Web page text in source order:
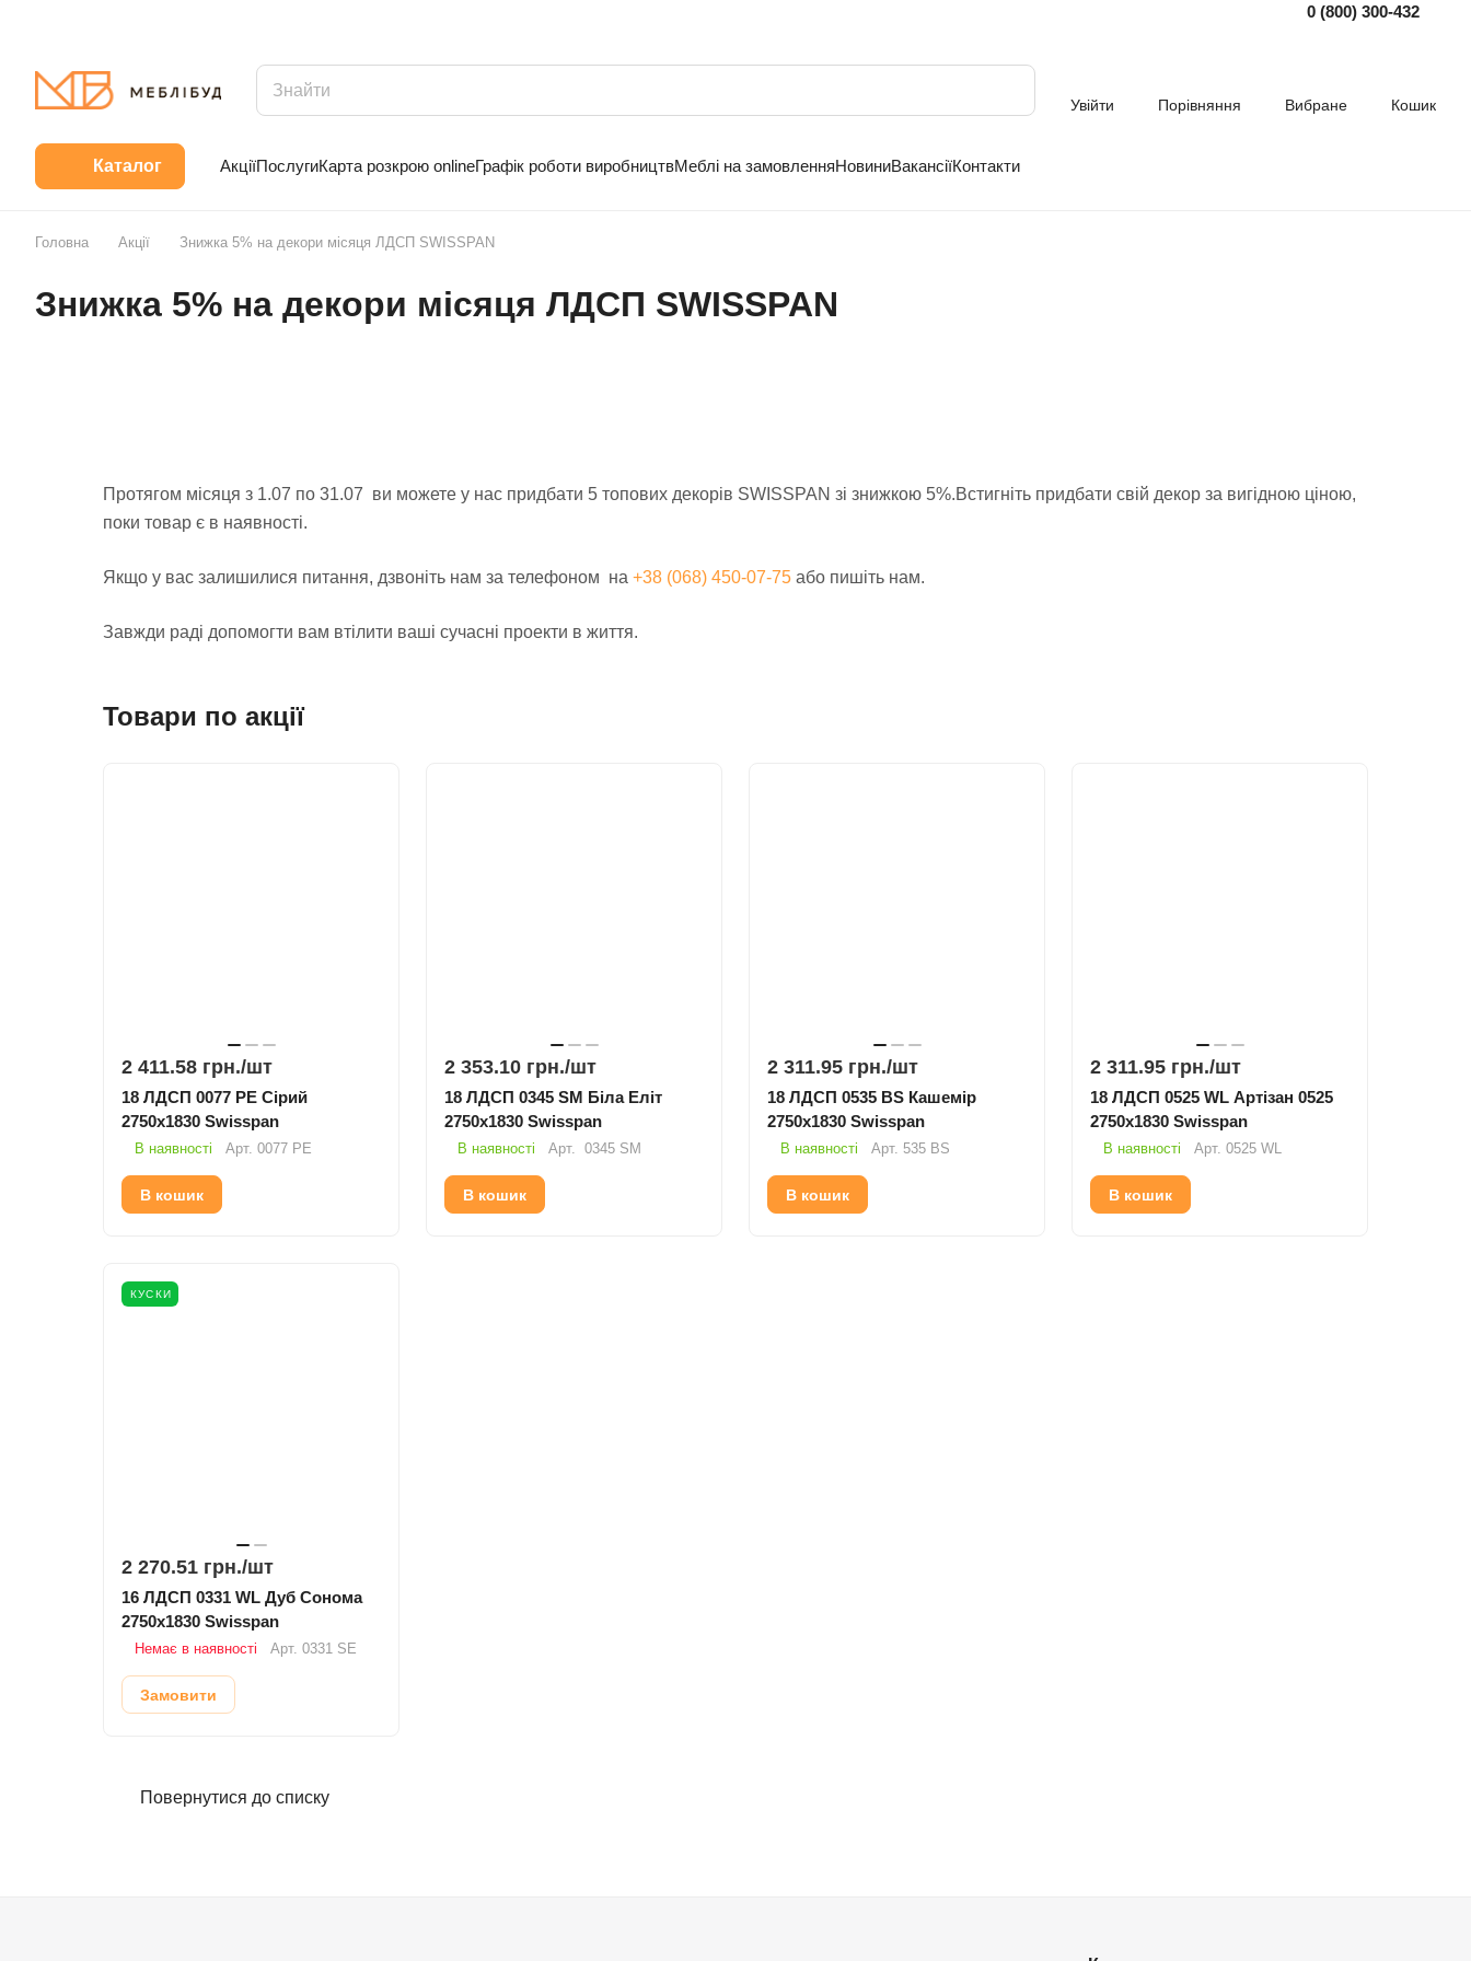
0 (800) 300-432
Увійти Порівняння Вибране Кошик
Каталог АкціїПослугиКарта розкрою onlineГрафік роботи виробництвМеблі на замовленняНовиниВакансіїКонтакти
Головна Акції Знижка 5% на декори місяця ЛДСП SWISSPAN
Знижка 5% на декори місяця ЛДСП SWISSPAN
Протягом місяця з 1.07 по 31.07 ви можете у нас придбати 5 топових декорів SWISSPAN зі знижкою 5%.Встигніть придбати свій декор за вигідною ціною,
поки товар є в наявності.
Якщо у вас залишилися питання, дзвоніть нам за телефоном на +38 (068) 450-07-75 або пишіть нам.
Завжди раді допомогти вам втілити ваші сучасні проекти в життя.
Товари по акції
2 411.58 грн./шт
18 ЛДСП 0077 PE Сірий
2750х1830 Swisspan
В наявності Арт. 0077 PE
В кошик
2 353.10 грн./шт
18 ЛДСП 0345 SM Біла Еліт
2750х1830 Swisspan
В наявності Арт. 0345 SM
В кошик
2 311.95 грн./шт
18 ЛДСП 0535 BS Кашемір
2750х1830 Swisspan
В наявності Арт. 535 BS
В кошик
2 311.95 грн./шт
18 ЛДСП 0525 WL Артізан 0525
2750х1830 Swisspan
В наявності Арт. 0525 WL
В кошик
КУСКИ
2 270.51 грн./шт
16 ЛДСП 0331 WL Дуб Сонома
2750х1830 Swisspan
Немає в наявності Арт. 0331 SE
Замовити
Повернутися до списку